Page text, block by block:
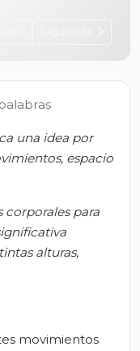
una idea por
espacio
corporales para
alturas,
movimientos